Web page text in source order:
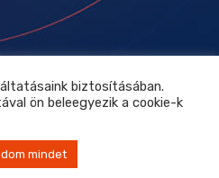
Podmaniczky utca 57. 2. em.
14.
biztosításában.
ön beleegyezik a cookie-k
mindet